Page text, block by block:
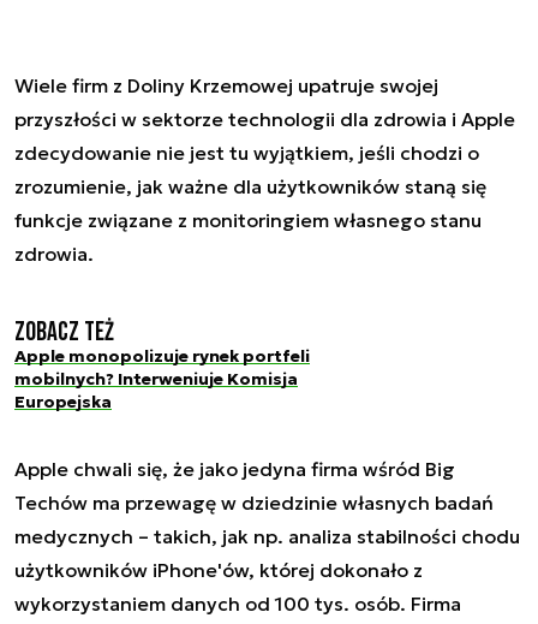
Wiele firm z Doliny Krzemowej upatruje swojej
przyszłości w sektorze technologii dla zdrowia i Apple
zdecydowanie nie jest tu wyjątkiem, jeśli chodzi o
zrozumienie, jak ważne dla użytkowników staną się
funkcje związane z monitoringiem własnego stanu
zdrowia.
Zobacz też
Apple monopolizuje rynek portfeli
mobilnych? Interweniuje Komisja
Europejska
Apple chwali się, że jako jedyna firma wśród Big
Techów ma przewagę w dziedzinie własnych badań
medycznych – takich, jak np. analiza stabilności chodu
użytkowników iPhone'ów, której dokonało z
wykorzystaniem danych od 100 tys. osób. Firma